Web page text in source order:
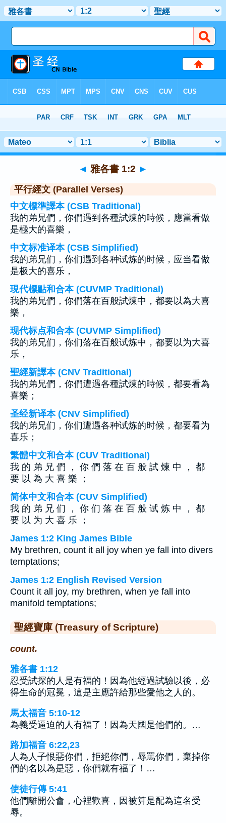
> 聖經金句 2
◄ 雅各書 1:2 ►
平行經文 (Parallel Verses)
中文標準譯本 (CSB Traditional)
我的弟兄們，你們遇到各種試煉的時候，應當看做
是極大的喜樂，
中文标准译本 (CSB Simplified)
我的弟兄们，你们遇到各种试炼的时候，应当看做
是极大的喜乐，
現代標點和合本 (CUVMP Traditional)
我的弟兄們，你們落在百般試煉中，都要以為大喜
樂，
现代标点和合本 (CUVMP Simplified)
我的弟兄们，你们落在百般试炼中，都要以为大喜
乐，
聖經新譯本 (CNV Traditional)
我的弟兄們，你們遭遇各種試煉的時候，都要看為
喜樂；
圣经新译本 (CNV Simplified)
我的弟兄们，你们遭遇各种试炼的时候，都要看为
喜乐；
繁體中文和合本 (CUV Traditional)
我 的 弟 兄 們 ， 你 們 落 在 百 般 試 煉 中 ， 都
要 以 為 大 喜 樂 ；
简体中文和合本 (CUV Simplified)
我 的 弟 兄 们 ， 你 们 落 在 百 般 试 炼 中 ， 都
要 以 为 大 喜 乐 ；
James 1:2 King James Bible
My brethren, count it all joy when ye fall into divers
temptations;
James 1:2 English Revised Version
Count it all joy, my brethren, when ye fall into
manifold temptations;
聖經寶庫 (Treasury of Scripture)
count.
雅各書 1:12
忍受試探的人是有福的！因為他經過試驗以後，必
得生命的冠冕，這是主應許給那些愛他之人的。
馬太福音 5:10-12
為義受逼迫的人有福了！因為天國是他們的。…
路加福音 6:22,23
人為人子恨惡你們，拒絕你們，辱罵你們，棄掉你
們的名以為是惡，你們就有福了！…
使徒行傳 5:41
他們離開公會，心裡歡喜，因被算是配為這名受
辱。